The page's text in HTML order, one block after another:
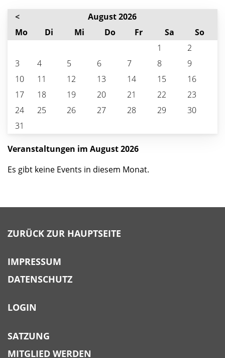
<
August 2026
MontagDi enstagMi ttwoch
Donnerstag
Freitag Sa mstagSo
1
2
3
4 5 6 7 8
9
10
11 12 13 14 15
16
17
18 19 20 21 22
23
24
25 26 27 28 29
30
31
Veranstaltungen im August 2026
Es gibt keine Events in diesem Monat.
ZURÜCK ZUR HAUPTSEITE
IMPRESSUM
DATENSCHUTZ
LOGIN
SATZUNG
MITGLIED WERDEN